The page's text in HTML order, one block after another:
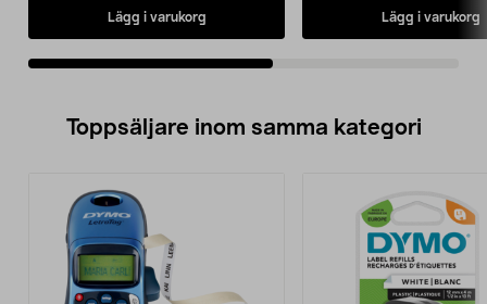
Lägg i varukorg Lägg i varukorg
Toppsäljare inom samma kategori